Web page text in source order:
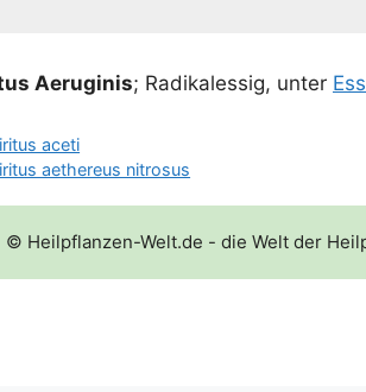
Aeru­gi­nis; Radi­kales­sig, unter
aceti
aethereus nitrosus
© Heilpflanzen-Welt.de - die Welt der